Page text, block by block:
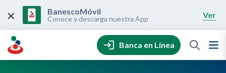
content
BanescoMóvil
Conoce y descarga nuestra App Ver
Banca en Línea